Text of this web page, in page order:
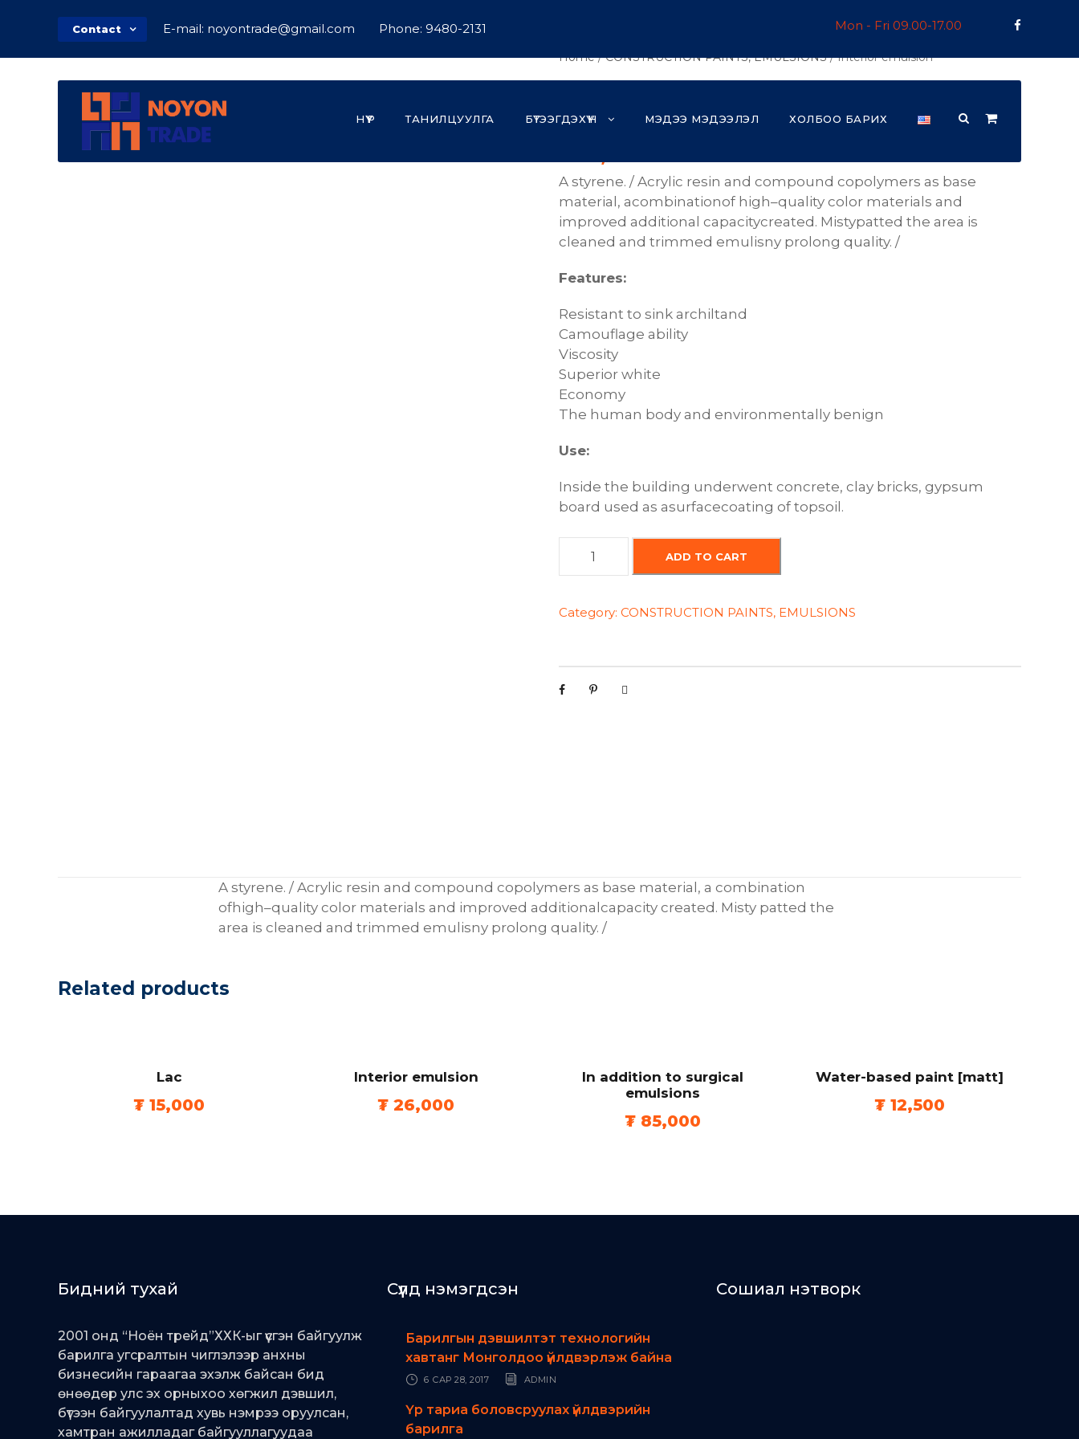
Contact E-mail: noyontrade@gmail.com Phone: 9480-2131 Mon - Fri 09.00-17.00
НҮҮР ТАНИЛЦУУЛГА БҮТЭЭГДЭХҮҮН МЭДЭЭ МЭДЭЭЛЭЛ ХОЛБОО БАРИХ
Home/CONSTRUCTION PAINTS, EMULSIONS/ Interior emulsion
A styrene. / Acrylic resin and compound copolymers as base
material , acombinationof high–quality color materials and
improved additional capacitycreated . Mistypatted the area is
cleaned and trimmed emulisny prolong quality. /
Features:
Resistant to sink archiltand
Camouflage ability
Viscosity
Superior white
Economy
The human body and environmentally benign
Use:
Inside the building underwent concrete, clay bricks, gypsum
board used as asurfacecoating of topsoil .
e
o
r
u
a
n
ADD TO CART
Category: CONSTRUCTION PAINTS, EMULSIONS
A styrene. / Acrylic resin and compound copolymers as base material , a combination
ofhigh–quality color materials and improved additional capacity created . Misty patted the
area is cleaned and trimmed emulisny prolong quality. /
Related products
Lac
₮ 15,000
Interior emulsion
₮ 26,000
In addition to surgical
emulsions
₮ 85,000
Water-based paint [matt]
₮ 12,500
Бидний тухай
2001 онд “Ноён трейд”ХХК-ыг үүсгэн байгуулж
барилга угсралтын чиглэлээр анхны
бизнесийн гараагаа эхэлж байсан бид
өнөөдөр улс эх орныхоо хөгжил дэвшил,
бүтээн байгуулалтад хувь нэмрээ оруулсан,
хамтран ажилладаг байгууллагуудаа
Сүүлд нэмэгдсэн
Барилгын дэвшилтэт технологийн
хавтанг Монголдоо үйлдвэрлэж байна
6 САР 28, 2017 ADMIN
Үр тариа боловсруулах үйлдвэрийн
барилга
Сошиал нэтворк